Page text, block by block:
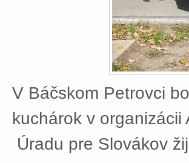
V Báčskom Petrovci
kuchárok v
Úradu pre Slovákov